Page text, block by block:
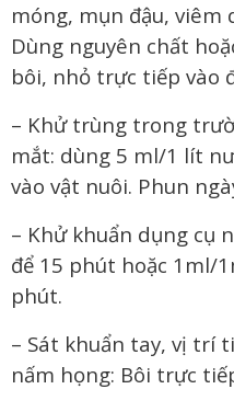
móng, mụn đậu, viêm
Dùng nguyên chất
bôi, nhỏ trực tiếp vào
– Khử trùng trong
mắt: dùng 5 ml/1 lít
vào vật nuôi. Phun
– Khử khuẩn dụng cụ
để 15 phút hoặc 1ml/
phút.
– Sát khuẩn tay, vị trí
nấm họng: Bôi trực